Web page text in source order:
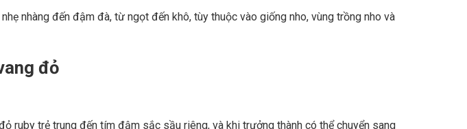
nhàng đến đậm đà, từ ngọt đến khô, tùy thuộc vào giống nho, vùng trồng nho và
đỏ
ruby trẻ trung đến tím đậm sắc sầu riêng, và khi trưởng thành có thể chuyển sang